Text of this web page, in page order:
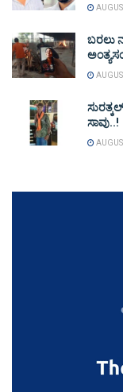
ಬರಲು
ಸಾವು..!